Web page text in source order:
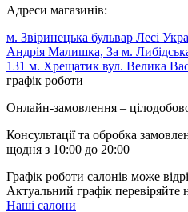
Адреси магазинів:
м. Звіринецька бульвар Лесі
Андрія Малишка, 3а м.
131 м. Хрещатик вул. Велика
графік роботи
Онлайн-замовлення –
Консультації та обробка
щодня з 10:00 до 20:00
Графік роботи салонів може
Актуальний графік перевіряйте
Наші салони